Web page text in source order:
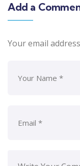
Add a
Your email